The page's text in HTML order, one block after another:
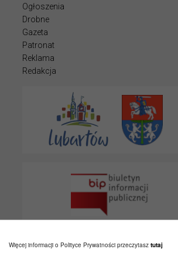
Ogłoszenia
Drobne
Gazeta
Patronat
Reklama
Redakcja
Więcej informacji o Polityce Prywatności przeczytasz tutaj